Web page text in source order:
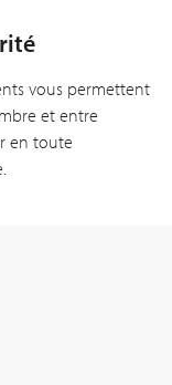
vous permettent
et entre
en toute